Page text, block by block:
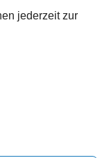
jederzeit zur